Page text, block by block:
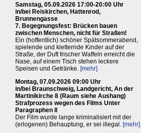
Samstag, 05.09.2026 17:00-20:00 Uhr
in/bei Reiskirchen, Hattenrod,
Brunnengasse
7. Begegnungsfest: Brücken bauen
zwischen Menschen, nicht für Straßen!
Ein (hoffentlich) schöner Spätsommerabend,
spielende und kletternde Kinder auf der
Straße, der Duft frischer Waffeln erreicht die
Nase, auf einem Tisch stehen leckere
Speisen und Getränke. [mehr]
Montag, 07.09.2026 09:00 Uhr
in/bei Braunschweig, Landgericht, An der
Martinikirche 8 (Raum siehe Aushang)
Strafprozess wegen des Films Unter
Paragraphen II
Der Film wurde lange kriminalisiert mit der
(erlogenen) Behauptung, er sei illegal. [mehr]